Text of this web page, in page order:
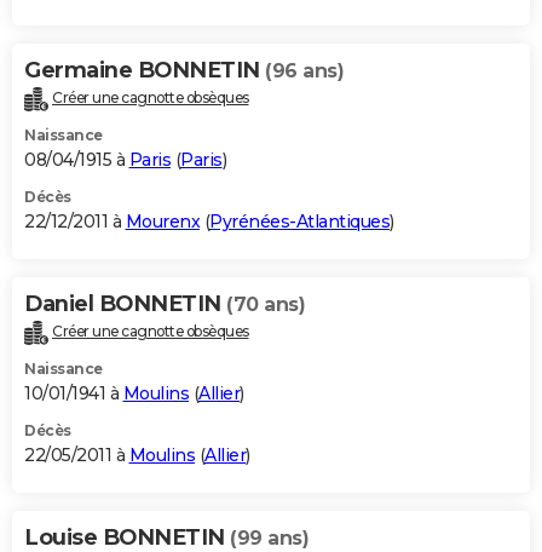
Germaine BONNETIN (96 ans)
Créer une cagnotte obsèques
Naissance
08/04/1915 à Paris (Paris)
Décès
22/12/2011 à Mourenx(Pyrénées-Atlantiques)
Daniel BONNETIN (70 ans)
Créer une cagnotte obsèques
Naissance
10/01/1941 à Moulins (Allier)
Décès
22/05/2011 à Moulins (Allier)
Louise BONNETIN (99 ans)